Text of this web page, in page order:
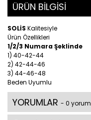
ÜRÜN BİLGİSİ
SOLİS Kalitesiyle
Ürün Özellikleri
1/2/3 Numara Şeklinde
1) 40-42-44
2) 42-44-46
3) 44-46-48
Beden Uyumlu
YORUMLAR - 0 yorum